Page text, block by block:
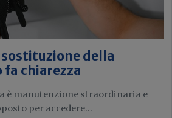
sostituzione della
fa chiarezza
è manutenzione straordinaria e
per accedere...